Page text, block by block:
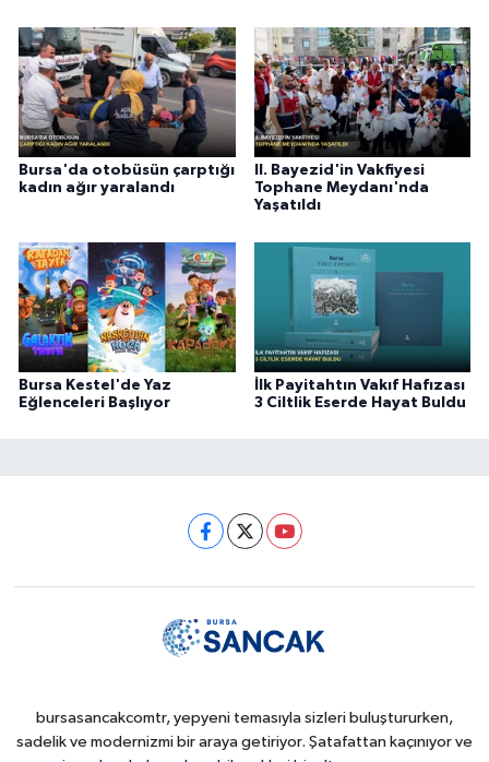
Bursa'da otobüsün çarptığı
kadın ağır yaralandı
II. Bayezid'in Vakfiyesi
Tophane Meydanı'nda
Yaşatıldı
Bursa Kestel'de Yaz
Eğlenceleri Başlıyor
İlk Payitahtın Vakıf Hafızası
3 Ciltlik Eserde Hayat Buldu
bursasancakcomtr, yepyeni temasıyla sizleri buluştururken,
sadelik ve modernizmi bir araya getiriyor. Şatafattan kaçınıyor ve